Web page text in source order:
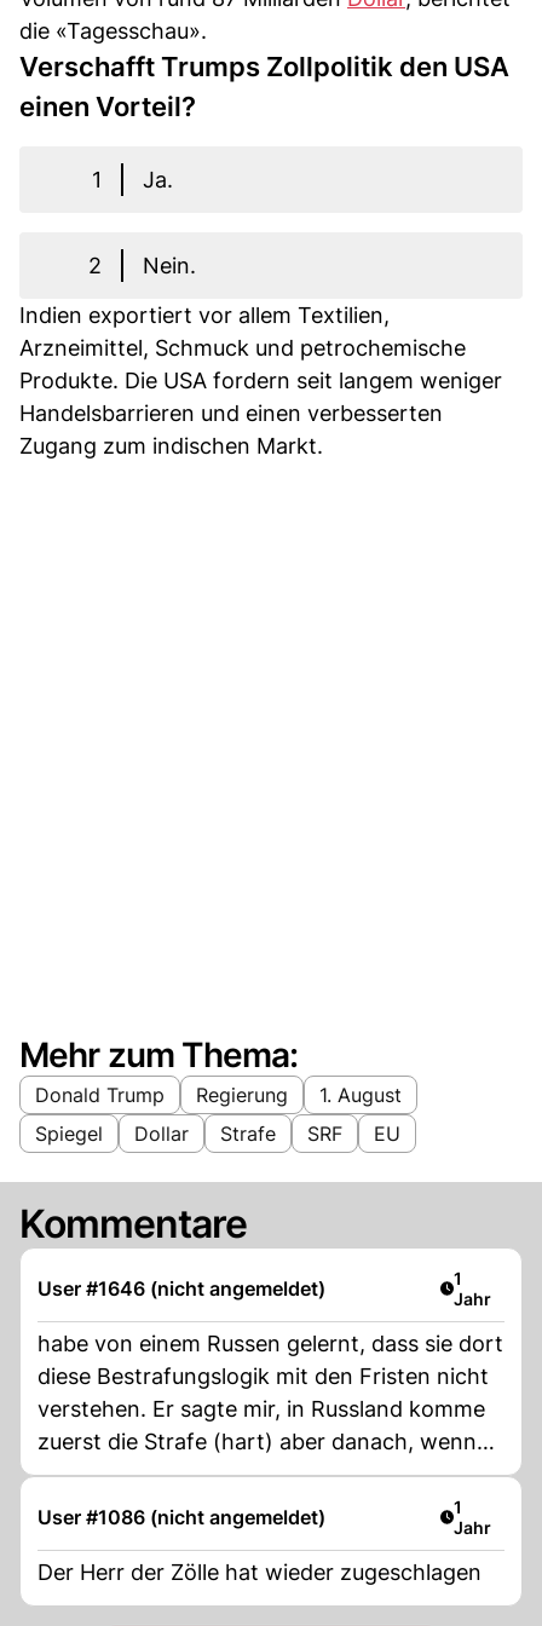
die «Tagesschau».
Verschafft Trumps Zollpolitik den USA
einen Vorteil?
1 Ja.
2
Nein.
Indien exportiert vor allem Textilien,
Arzneimittel, Schmuck und petrochemische
Produkte. Die USA fordern seit langem weniger
Handelsbarrieren und einen verbesserten
Zugang zum indischen Markt.
Mehr zum Thema:
Donald Trump Regierung
1. August
Spiegel
Dollar Strafe SRF EU
Kommentare
User #1646 (nicht angemeldet) Artikel
1
Jahr
habe von einem Russen gelernt, dass sie dort
diese Bestrafungslogik mit den Fristen nicht
verstehen. Er sagte mir, in Russland komme
zuerst die Strafe (hart) aber danach, wenn
die Forderungen des Bestrafenden (USA)
erfüllt sind, wird die Strafe aufgelöst. So
funktioniere das anscheinend dort. Also man
kann davon ausgehen, dass sich Russland in
den nächsten 10 Tagen keinen mm richtung
User #1086 (nicht angemeldet) Artikel
1
Jahr
Der Herr der Zölle hat wieder zugeschlagen